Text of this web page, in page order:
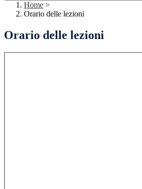
Home >
Orario delle lezioni
Orario delle lezioni